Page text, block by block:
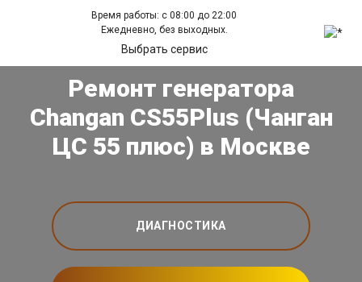
Время работы: с 08:00 до 22:00
Ежедневно, без выходных.
Выбрать сервис
Ремонт генератора
Changan CS55Plus (Чанган
ЦС 55 плюс) в Москве
ДИАГНОСТИКА